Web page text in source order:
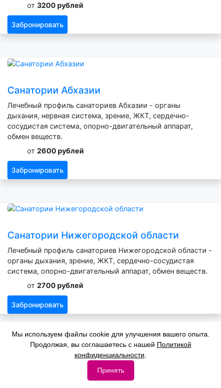
от 3200 рублей
Забронировать
Санатории Абхазии
Лечебный профиль санаториев Абхазии - органы
дыхания, нервная система, зрение, ЖКТ, сердечно-
сосудистая система, опорно-двигательный аппарат,
обмен веществ.
от 2600 рублей
Забронировать
Санатории Нижегородской области
Лечебный профиль санаториев Нижегородской области -
органы дыхания, зрение, ЖКТ, сердечно-сосудистая
система, опорно-двигательный аппарат, обмен веществ.
от 2700 рублей
Забронировать
Санатории Омской области
Мы используем файлы cookie для улучшения вашего опыта.
Продолжая, вы соглашаетесь с нашей Политикой
конфиденциальности
Принять